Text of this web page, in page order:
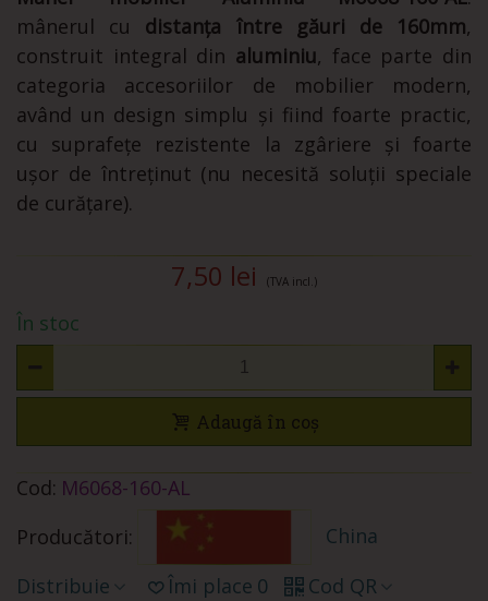
mânerul cu distanța între găuri de 160mm,
construit integral din aluminiu, face parte din
categoria accesoriilor de mobilier modern,
având un design simplu și fiind foarte practic,
cu suprafețe rezistente la zgâriere și foarte
ușor de întreținut (nu necesită soluții speciale
de curățare).
7,50 lei (TVA incl.)
În stoc
Adaugă în coș
Cod: M6068-160-AL
Producători:
China
Distribuie
Îmi place 0
Cod QR